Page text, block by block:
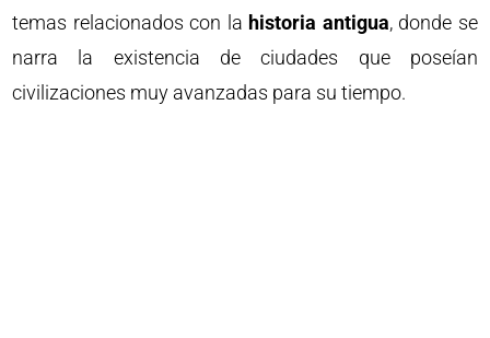
temas relacionados con la historia antigua, donde se
narra la existencia de ciudades que poseían
civilizaciones muy avanzadas para su tiempo.